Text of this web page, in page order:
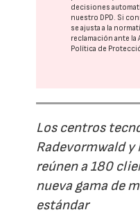
decisiones
nuestro DPD. Si
se ajusta a la
reclamación ante la
Política de
Los centros
Radevormwald
reúnen a 180
nueva gama de
estándar